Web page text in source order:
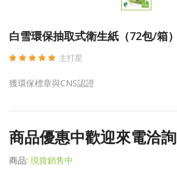
白雪環保抽取式衛生紙（72包/箱）
主打星
獲環保標章與CNS認證
商品優惠中歡迎來電洽詢
商品: 現貨銷售中